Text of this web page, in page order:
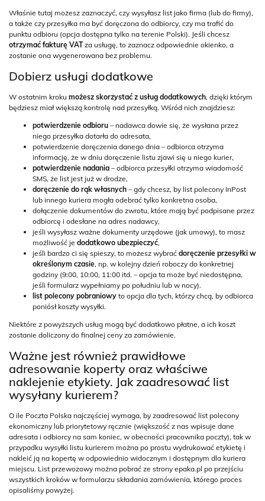
Właśnie tutaj możesz zaznaczyć, czy wysyłasz list jako firma (lub do firmy),
a także czy przesyłka ma być doręczona do odbiorcy, czy ma trafić do
punktu odbioru (opcja dostępna tylko na terenie Polski). Jeśli chcesz
otrzymać fakturę VATza usługę, to zaznacz odpowiednie okienko, a
zostanie ona wygenerowana bez problemu.
Dobierz usługi dodatkowe
W ostatnim kroku możesz skorzystać z usług dodatkowych, dzięki którym
będziesz miał większą kontrolę nad przesyłką. Wśród nich znajdziesz:
potwierdzenie odbioru – nadawca dowie się, że wysłana przez
niego przesyłka dotarła do adresata,
potwierdzenie doręczenia danego dnia – odbiorca otrzyma
informację, że w dniu doręczenie listu zjawi się u niego kurier,
potwierdzenie nadania – odbiorca przesyłki otrzyma wiadomość
SMS, że list jest już w drodze,
doręczenie do rąk własnych – gdy chcesz, by list polecony InPost
lub innego kuriera mogła odebrać tylko konkretna osoba,
dołączenie dokumentów do zwrotu, które mają być podpisane przez
odbiorcę i odesłane na adres nadawcy,
jeśli wysyłasz ważne dokumenty urzędowe (jak umowy), to masz
możliwość je dodatkowo ubezpieczyć,
jeśli bardzo ci się spieszy, to możesz wybrać doręczenie przesyłki w
określonym czasie, np. w kolejny dzień roboczy do konkretnej
godziny (9:00, 10:00, 11:00 itd. – opcja ta może być niedostępna,
jeśli formularz wypełniamy po południu lub w nocy).
list polecony pobraniowy to opcja dla tych, którzy chcą, by odbiorca
poniósł koszty wysyłki.
Niektóre z powyższych usług mogą być dodatkowo płatne, a ich koszt
zostanie doliczony do finalnej ceny za zamówienie.
Ważne jest również prawidłowe
adresowanie koperty oraz właściwe
naklejenie etykiety. Jak zaadresować list
wysyłany kurierem?
O ile Poczta Polska najczęściej wymaga, by zaadresować list polecony
ekonomiczny lub priorytetowy ręcznie (większość z nas wpisuje dane
adresata i odbiorcy na sam koniec, w obecności pracownika poczty), tak w
przypadku wysyłki listu kurierem można po prostu wydrukować etykietę i
nakleić ją na kopertę w odpowiednio widocznym i dostępnym dla kuriera
miejscu. List przewozowy można pobrać ze strony epaka.pl po przejściu
wszystkich kroków w formularzu składania zamówienia, którego proces
opisaliśmy powyżej.